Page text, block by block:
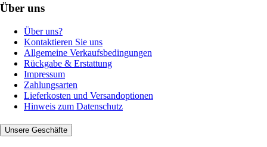
Über uns
Über uns?
Kontaktieren Sie uns
Allgemeine Verkaufsbedingungen
Rückgabe & Erstattung
Impressum
Zahlungsarten
Lieferkosten und Versandoptionen
Hinweis zum Datenschutz
Unsere Geschäfte